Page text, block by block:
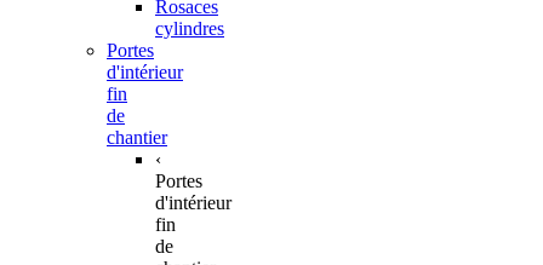
Rosaces
cylindres
Portes
d'intérieur
fin
de
chantier
‹
Portes
d'intérieur
fin
de